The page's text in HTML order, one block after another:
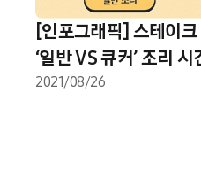
[인포그래픽] 스테이
‘일반 VS 큐커’ 조리 시
2021/08/26